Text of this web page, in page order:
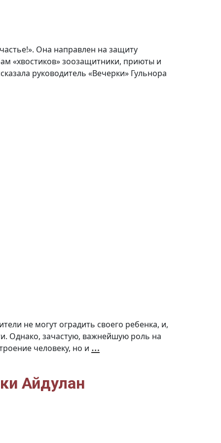
Она направлен на защиту
«хвостиков» зоозащитники, приюты и
руководитель «Вечерки» Гульнора
не могут оградить своего ребенка, и,
Однако, зачастую, важнейшую роль на
человеку, но и … Настя
иеё
Айдулан